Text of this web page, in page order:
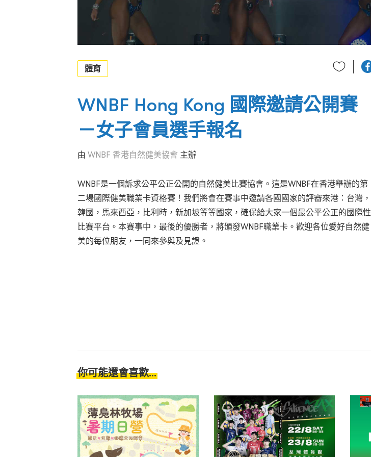
體育
WNBF Hong Kong 國際邀請公開賽
－女子會員選手報名
由 WNBF 香港自然健美協會 主辦
WNBF是一個訴求公平公正公開的自然健美比賽協會。這是WNBF在香港舉辦的第
二場國際健美職業卡資格賽！我們將會在賽事中邀請各國國家的評審來港：台灣，
韓國，馬來西亞，比利時，新加坡等等國家，確保給大家一個最公平公正的國際性
比賽平台。本賽事中，最後的優勝者，將頒發WNBF職業卡。歡迎各位愛好自然健
美的每位朋友，一同來參與及見證。
你可能還會喜歡...